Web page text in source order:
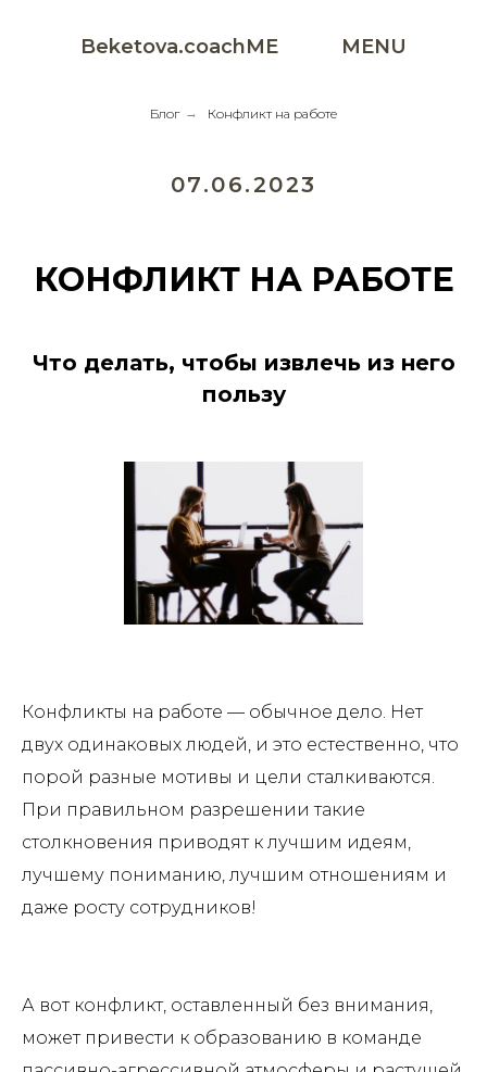
Beketova.coachME MENU
Блог → Конфликт на работе
07.06.2023
КОНФЛИКТ НА РАБОТЕ
Что делать, чтобы извлечь из него
пользу
Конфликты на работе — обычное дело. Нет
двух одинаковых людей, и это естественно, что
порой разные мотивы и цели сталкиваются.
При правильном разрешении такие
столкновения приводят к лучшим идеям,
лучшему пониманию, лучшим отношениям и
даже росту сотрудников!
А вот конфликт, оставленный без внимания,
может привести к образованию в команде